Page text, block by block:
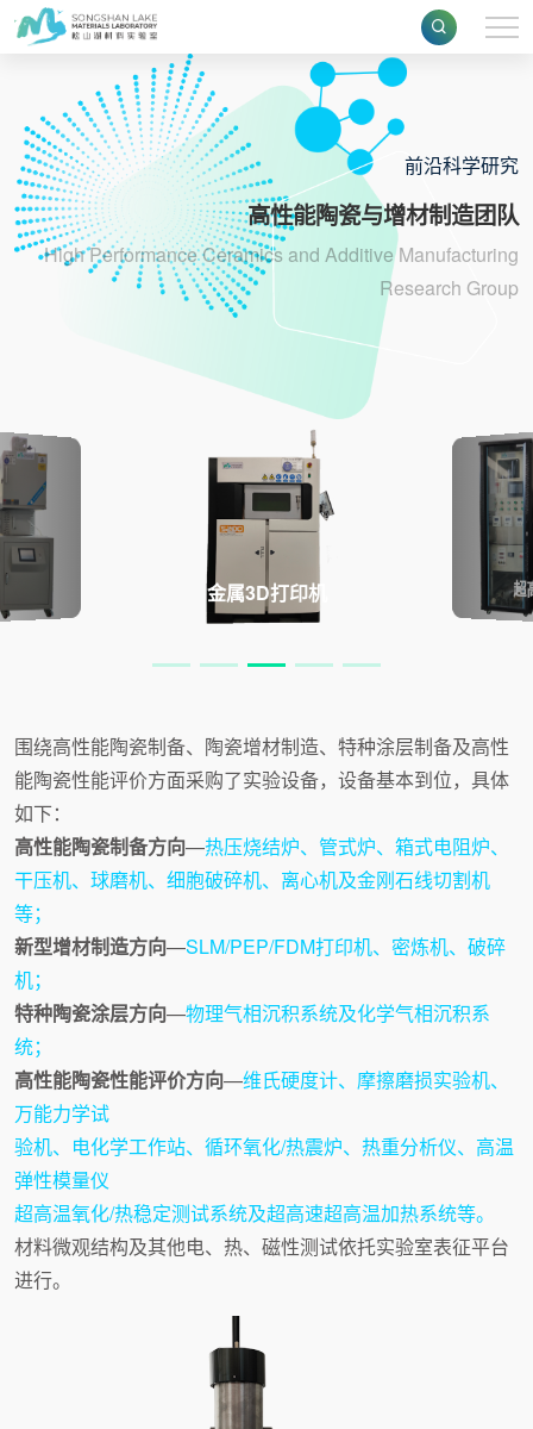
前沿科学研究
高性能陶瓷与增材制造团队
High Performance Ceramics and Additive Manufacturing
Research Group
金属3D打印机 超
围绕高性能陶瓷制备、陶瓷增材制造、特种涂层制备及高性
能陶瓷性能评价方面采购了实验设备，设备基本到位，具体
如下：
高性能陶瓷制备方向—热压烧结炉、管式炉、箱式电阻炉、
干压机、球磨机、细胞破碎机、离心机及金刚石线切割机
等；
新型增材制造方向—SLM/PEP/FDM打印机、密炼机、破碎
机；
特种陶瓷涂层方向—物理气相沉积系统及化学气相沉积系
统；
高性能陶瓷性能评价方向—维氏硬度计、摩擦磨损实验机、
万能力学试
验机、电化学工作站、循环氧化/热震炉、热重分析仪、高温
弹性模量仪
超高温氧化/热稳定测试系统及超高速超高温加热系统等。
材料微观结构及其他电、热、磁性测试依托实验室表征平台
进行。